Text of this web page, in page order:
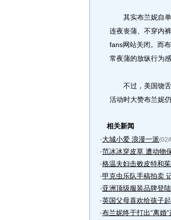
其实布兰妮自单
连夜丧蒲、不穿内
fans网站关闭。而
常夜蒲的放纵行为
不过，美国饶舌
活动时大赞布兰妮
相关新闻
·大城小爱 浪漫一派(02/
·范冰冰穿皮草 遭动物
·格温夫妇击败皮特和
·甲克虫乐队手稿拍卖
·亚洲顶级服装品牌登陆
·英国父母喜欢给孩子
·布兰妮终于打出“离婚